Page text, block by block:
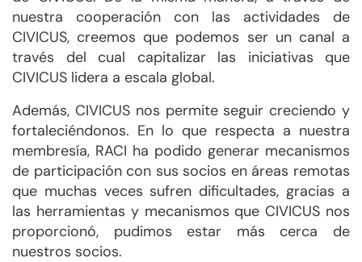
nuestra cooperación con las actividades de
CIVICUS, creemos que podemos ser un canal a
través del cual capitalizar las iniciativas que
CIVICUS lidera a escala global.
Además, CIVICUS nos permite seguir creciendo y
fortaleciéndonos. En lo que respecta a nuestra
membresía, RACI ha podido generar mecanismos
de participación con sus socios en áreas remotas
que muchas veces sufren dificultades, gracias a
las herramientas y mecanismos que CIVICUS nos
proporcionó, pudimos estar más cerca de
nuestros socios.